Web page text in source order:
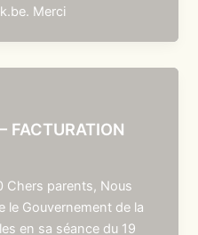
Merci
FACTURATION
Chers parents, Nous
le Gouvernement de la
en sa séance du 19